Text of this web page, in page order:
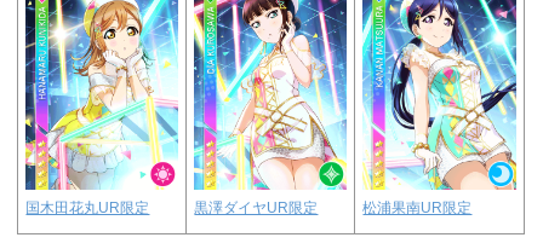
国木田花丸UR限定 黒澤ダイヤUR限定 松浦果南UR限定